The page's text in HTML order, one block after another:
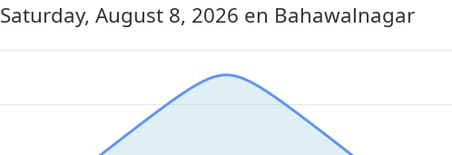
Saturday, August 8, 2026 en Bahawalnagar